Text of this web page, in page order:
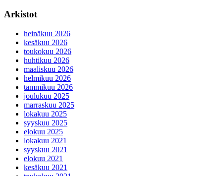
Arkistot
heinäkuu 2026
kesäkuu 2026
toukokuu 2026
huhtikuu 2026
maaliskuu 2026
helmikuu 2026
tammikuu 2026
joulukuu 2025
marraskuu 2025
lokakuu 2025
syyskuu 2025
elokuu 2025
lokakuu 2021
syyskuu 2021
elokuu 2021
kesäkuu 2021